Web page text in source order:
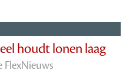
houdt lonen laag
FlexNieuws